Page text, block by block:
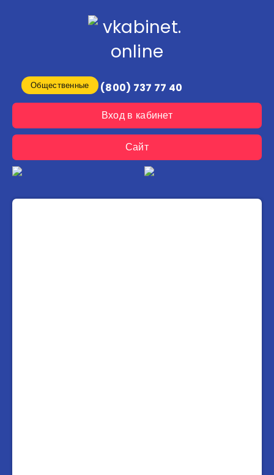
Общественные
8 (800) 737 77 40
Вход в кабинет
Сайт